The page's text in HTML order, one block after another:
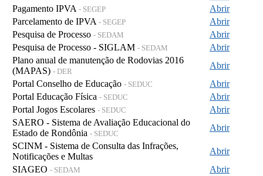
Pagamento IPVA - SEGEP
Abrir
Parcelamento de IPVA - SEGEP
Abrir
Pesquisa de Processo - SEDAM
Abrir
Pesquisa de Processo - SIGLAM - SEDAM
Abrir
Plano anual de manutenção de Rodovias 2016
(MAPAS) - DER
Abrir
Portal Conselho de Educação - SEDUC
Abrir
Portal Educação Física - SEDUC
Abrir
Portal Jogos Escolares - SEDUC
Abrir
SAERO - Sistema de Avaliação Educacional do
Estado de Rondônia - SEDUC
Abrir
SCINM - Sistema de Consulta das Infrações,
Notificações e Multas
Abrir
SIAGEO - SEDAM
Abrir